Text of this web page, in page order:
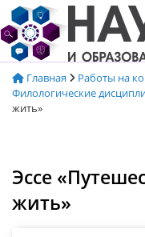
Перейти
к
содержимому
Главная Работы на
Филологические
жить»
Эссе
жить»